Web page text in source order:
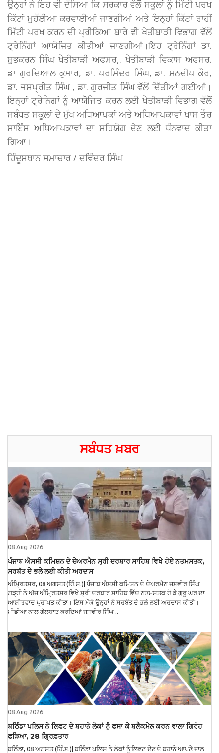
ਉਨ੍ਹਾਂ ਨੇ ਇਹ ਵੀ ਦੱਸਿਆ ਕਿ ਸਰਕਾਰ ਵੱਲੋਂ ਸਕੂਲਾਂ ਨੂੰ ਮਿੱਟੀ ਪਰਖ
ਕਿੱਟਾਂ ਮੁਹੱਈਆ ਕਰਵਾਈਆਂ ਜਾਣਗੀਆਂ ਅਤੇ ਇਨ੍ਹਾਂ ਕਿੱਟਾਂ ਰਾਹੀਂ
ਮਿੱਟੀ ਪਰਖ ਕਰਨ ਦੀ ਪ੍ਰੀਕਿਆ ਬਾਰੇ ਵੀ ਖੇਤੀਬਾੜੀ ਵਿਭਾਗ ਵੱਲੋਂ
ਟ੍ਰੇਨਿੰਗਾਂ ਆਯੋਜਿਤ ਕੀਤੀਆਂ ਜਾਣਗੀਆਂ।ਇਹ ਟ੍ਰੇਨਿੰਗਾਂ ਡਾ.
ਸ਼ੁਭਕਰਨ ਸਿੰਘ ਖੇਤੀਬਾੜੀ ਅਫਸਰ,. ਖੇਤੀਬਾੜੀ ਵਿਕਾਸ ਅਫਸਰ.
ਡਾ ਗੁਰਦਿਆਲ ਕੁਮਾਰ, ਡਾ. ਪਰਮਿੰਦਰ ਸਿੰਘ, ਡਾ. ਮਨਦੀਪ ਕੌਰ,
ਡਾ. ਜਸਪ੍ਰੀਤ ਸਿੰਘ , ਡਾ. ਗੁਰਜੀਤ ਸਿੰਘ ਵੱਲੋਂ ਦਿੱਤੀਆਂ ਗਈਆਂ।
ਇਨ੍ਹਾਂ ਟ੍ਰੇਨਿਗਾਂ ਨੂੰ ਆਯੋਜਿਤ ਕਰਨ ਲਈ ਖੇਤੀਬਾੜੀ ਵਿਭਾਗ ਵੱਲੋਂ
ਸਬੰਧਤ ਸਕੂਲਾਂ ਦੇ ਮੁੱਖ ਅਧਿਆਪਕਾਂ ਅਤੇ ਅਧਿਆਪਕਾਵਾਂ ਖਾਸ ਤੌਰ
ਸਾਇੰਸ ਅਧਿਆਪਕਾਵਾਂ ਦਾ ਸਹਿਯੋਗ ਦੇਣ ਲਈ ਧੰਨਵਾਦ ਕੀਤਾ
ਗਿਆ।
ਹਿੰਦੂਸਥਾਨ ਸਮਾਚਾਰ / ਦਵਿੰਦਰ ਸਿੰਘ
ਸਬੰਧਤ ਖ਼ਬਰ
08 Aug 2026
ਪੰਜਾਬ ਐਸਸੀ ਕਮਿਸ਼ਨ ਦੇ ਚੇਅਰਮੈਨ ਸ੍ਰੀ ਦਰਬਾਰ ਸਾਹਿਬ ਵਿਖੇ ਹੋਏ ਨਤਮਸਤਕ,
ਸਰਬੱਤ ਦੇ ਭਲੇ ਲਈ ਕੀਤੀ ਅਰਦਾਸ
ਅੰਮ੍ਰਿਤਸਰ, 08 ਅਗਸਤ (ਹਿੰ.ਸ.)| ਪੰਜਾਬ ਐਸਸੀ ਕਮਿਸ਼ਨ ਦੇ ਚੇਅਰਮੈਨ ਜਸਵੀਰ ਸਿੰਘ
ਗੜ੍ਹੀ ਨੇ ਅੱਜ ਅੰਮ੍ਰਿਤਸਰ ਵਿਖੇ ਸ੍ਰੀ ਦਰਬਾਰ ਸਾਹਿਬ ਵਿੱਚ ਨਤਮਸਤਕ ਹੋ ਕੇ ਗੁਰੂ ਘਰ ਦਾ
ਆਸ਼ੀਰਵਾਦ ਪ੍ਰਾਪਤ ਕੀਤਾ। ਇਸ ਮੌਕੇ ਉਨ੍ਹਾਂ ਨੇ ਸਰਬੱਤ ਦੇ ਭਲੇ ਲਈ ਅਰਦਾਸ ਕੀਤੀ।
ਮੀਡੀਆ ਨਾਲ ਗੱਲਬਾਤ ਕਰਦਿਆਂ ਜਸਵੀਰ ਸਿੰਘ ..
08 Aug 2026
ਬਠਿੰਡਾ ਪੁਲਿਸ ਨੇ ਲਿਫਟ ਦੇ ਬਹਾਨੇ ਲੋਕਾਂ ਨੂੰ ਫਸਾ ਕੇ ਬਲੈਕਮੇਲ ਕਰਨ ਵਾਲਾ ਗਿਰੋਹ
ਫੜਿਆ, 28 ਗ੍ਰਿਫ਼ਤਾਰ
ਬਠਿੰਡਾ, 08 ਅਗਸਤ (ਹਿੰ.ਸ.)| ਬਠਿੰਡਾ ਪੁਲਿਸ ਨੇ ਲੋਕਾਂ ਨੂੰ ਲਿਫਟ ਦੇਣ ਦੇ ਬਹਾਨੇ ਆਪਣੇ ਜਾਲ